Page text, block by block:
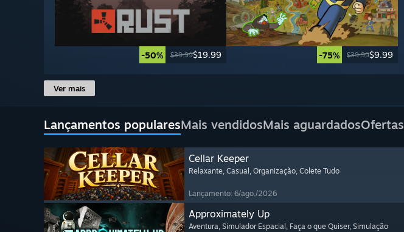
-50% $39.99$19.99 -75% $39.99$9.99
Ver mais
Lançamentos popularesMais vendidosMais aguardadosOfertas
Cellar Keeper
Relaxante, Casual , Organização, Colete Tudo
Lançamento: 6/ago./2026
Approximately Up
Aventura, Simulador Espacial , Faça o que Quiser, Simulação